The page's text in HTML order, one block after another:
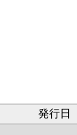
発行日